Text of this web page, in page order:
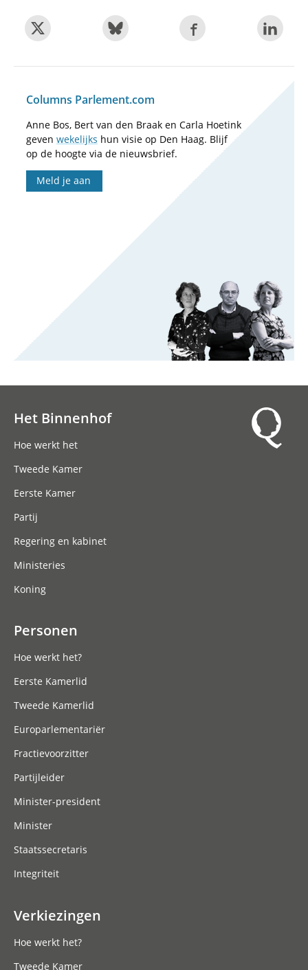
Columns Parlement.com
Anne Bos, Bert van den Braak en Carla Hoetink
geven wekelijks hun visie op Den Haag. Blijf
op de hoogte via de nieuwsbrief.
Meld je aan
Het Binnenhof
Hoe werkt het
Tweede Kamer
Eerste Kamer
Partij
Regering en kabinet
Ministeries
Koning
Personen
Hoe werkt het?
Eerste Kamerlid
Tweede Kamerlid
Europarlementariër
Fractievoorzitter
Partijleider
Minister-president
Minister
Staatssecretaris
Integriteit
Verkiezingen
Hoe werkt het?
Tweede Kamer